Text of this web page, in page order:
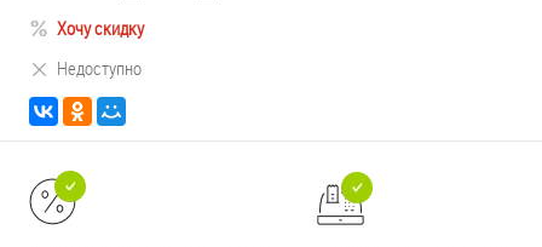
Хочу скидку
Недоступно